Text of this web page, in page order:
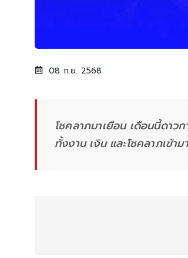
08 ก.ย. 2568
โชคลาภมาเยือน เดือนนี้ดา
ทั้งงาน เงิน และโชคลาภเข้า